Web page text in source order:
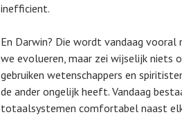
inefficient.
En Darwin? Die wordt vandaag
we evolueren, maar zei wijselijk niets
gebruiken wetenschappers en
de ander ongelijk heeft. Vandaag
totaalsystemen comfortabel naast